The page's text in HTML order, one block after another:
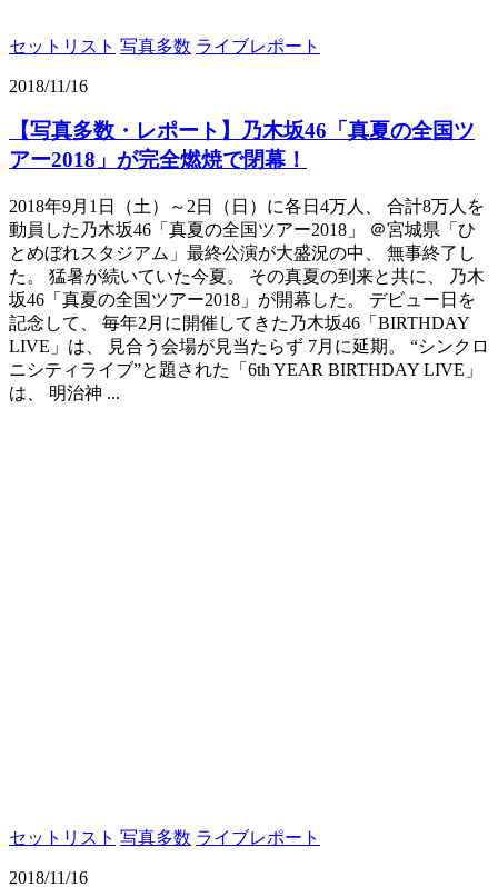
セットリスト 写真多数 ライブレポート
2018/11/16
【写真多数・レポート】乃木坂46「真夏の全国ツ
アー2018」が完全燃焼で閉幕！
2018年9月1日（土）～2日（日）に各日4万人、 合計8万人を
動員した乃木坂46「真夏の全国ツアー2018」 ＠宮城県「ひ
とめぼれスタジアム」最終公演が大盛況の中、 無事終了し
た。 猛暑が続いていた今夏。 その真夏の到来と共に、 乃木
坂46「真夏の全国ツアー2018」が開幕した。 デビュー日を
記念して、 毎年2月に開催してきた乃木坂46「BIRTHDAY
LIVE」は、 見合う会場が見当たらず 7月に延期。 “シンクロ
ニシティライブ”と題された「6th YEAR BIRTHDAY LIVE」
は、 明治神 ...
セットリスト 写真多数 ライブレポート
2018/11/16